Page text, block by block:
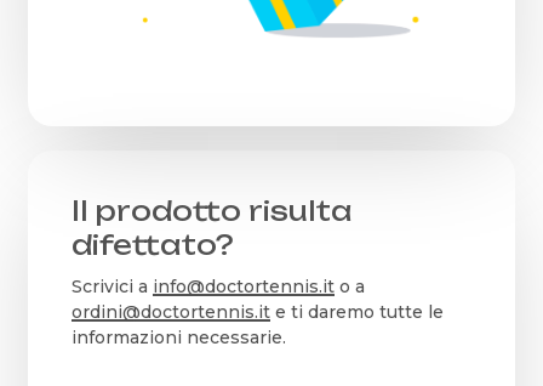
Il prodotto risulta
difettato?
Scrivici a info@doctortennis.ito a
ordini@doctortennis.ite ti daremo tutte le
informazioni necessarie.